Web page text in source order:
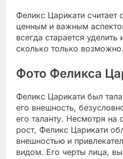
Феликс Царикати
ценным и важным
всегда старается
сколько только возможно.
Фото Феликса
Феликс Царикати был
его внешность,
его таланту. Несмотря
рост, Феликс Царикати
внешностью и
видом. Его черты лица,